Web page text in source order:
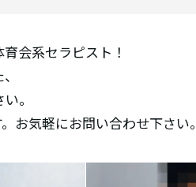
会系セラピスト！
。
お気軽にお問い合わせ下さい。